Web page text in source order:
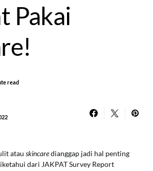
Pakai
read
atau skincaredianggap jadi hal penting
dari JAKPAT Survey Report